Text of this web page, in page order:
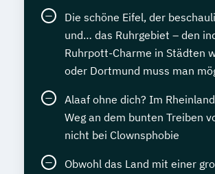
Die schöne Eifel, der
und… das Ruhrgebiet – den
Ruhrpott-Charme in Städten
oder Dortmund muss man
Alaaf ohne dich? Im
Weg an dem bunten Treiben
nicht bei Clownsphobie
Obwohl das Land mit einer